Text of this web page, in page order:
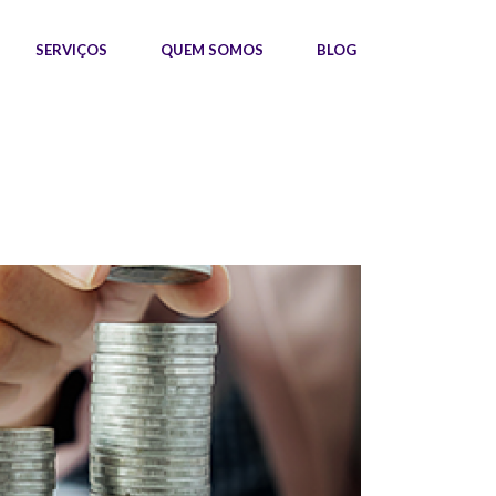
SERVIÇOS QUEM SOMOS BLOG